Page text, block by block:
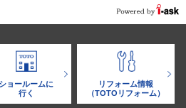
ショールームに
行く
リフォーム情報
（TOTOリフォーム）